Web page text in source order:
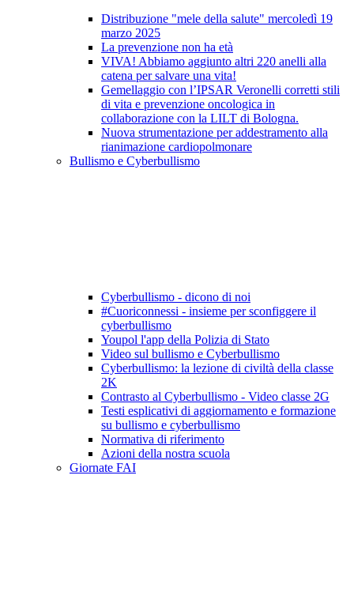
Distribuzione "mele della salute" mercoledì 19
marzo 2025
La prevenzione non ha età
VIVA! Abbiamo aggiunto altri 220 anelli alla
catena per salvare una vita!
Gemellaggio con l’IPSAR Veronelli corretti stili
di vita e prevenzione oncologica in
collaborazione con la LILT di Bologna.
Nuova strumentazione per addestramento alla
rianimazione cardiopolmonare
Bullismo e Cyberbullismo
Cyberbullismo - dicono di noi
#Cuoriconnessi - insieme per sconfiggere il
cyberbullismo
Youpol l'app della Polizia di Stato
Video sul bullismo e Cyberbullismo
Cyberbullismo: la lezione di civiltà della classe
2K
Contrasto al Cyberbullismo - Video classe 2G
Testi esplicativi di aggiornamento e formazione
su bullismo e cyberbullismo
Normativa di riferimento
Azioni della nostra scuola
Giornate FAI